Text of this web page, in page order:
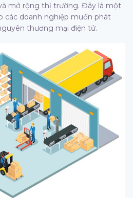
mở rộng thị trường. Đây là một
các doanh nghiệp muốn phát
thương mại điện tử.